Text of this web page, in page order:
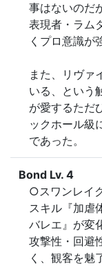
事はないのだ
表現者・ラム
くプロ意識が
また、リヴァ
いる、という
が愛するただ
ックホール級
であった。
Bond Lv. 4
○スワンレイ
スキル『加虐
バレエ』が変
攻撃性・回避
く、観客を魅